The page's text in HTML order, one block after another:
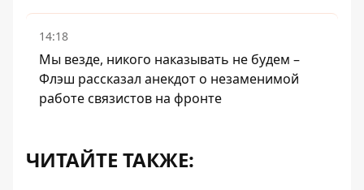
14:18
Мы везде, никого наказывать не будем –
Флэш рассказал анекдот о незаменимой
работе связистов на фронте
ЧИТАЙТЕ ТАКЖЕ: